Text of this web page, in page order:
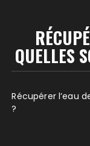
QUELLES
Récupérer l’eau
?